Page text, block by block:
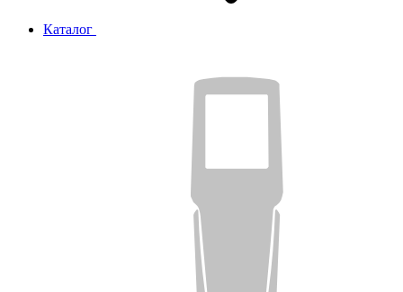
Каталог